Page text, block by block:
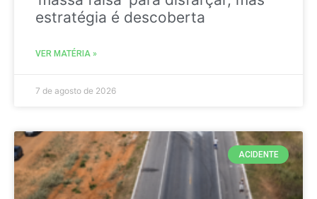
estratégia é descoberta
VER MATÉRIA »
7 de agosto de 2026
ACIDENTE